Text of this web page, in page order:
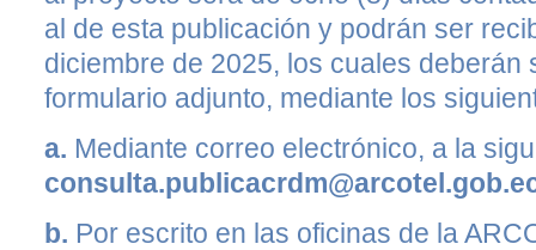
al de esta publicación y podrán ser
diciembre de 2025, los cuales deberán
formulario adjunto, mediante los
a. Mediante correo electrónico, a la
b. Por escrito en las oficinas de la